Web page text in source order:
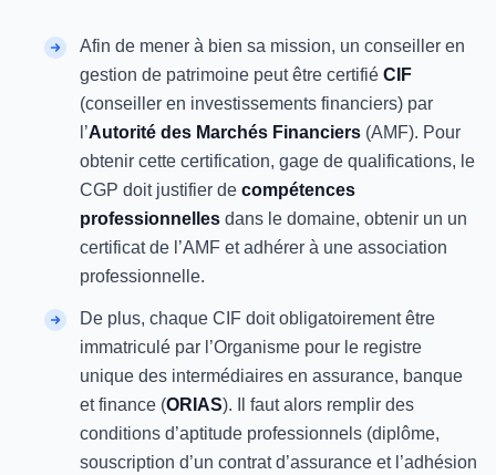
Afin de mener à bien sa mission, un conseiller en
gestion de patrimoine peut être certifié CIF
(conseiller en investissements financiers) par
l’Autorité des Marchés Financiers (AMF). Pour
obtenir cette certification, gage de qualifications, le
CGP doit justifier de compétences
professionnelles dans le domaine, obtenir un un
certificat de l’AMF et adhérer à une association
professionnelle.
De plus, chaque CIF doit obligatoirement être
immatriculé par l’Organisme pour le registre
unique des intermédiaires en assurance, banque
et finance (ORIAS). Il faut alors remplir des
conditions d’aptitude professionnels (diplôme,
souscription d’un contrat d’assurance et l’adhésion